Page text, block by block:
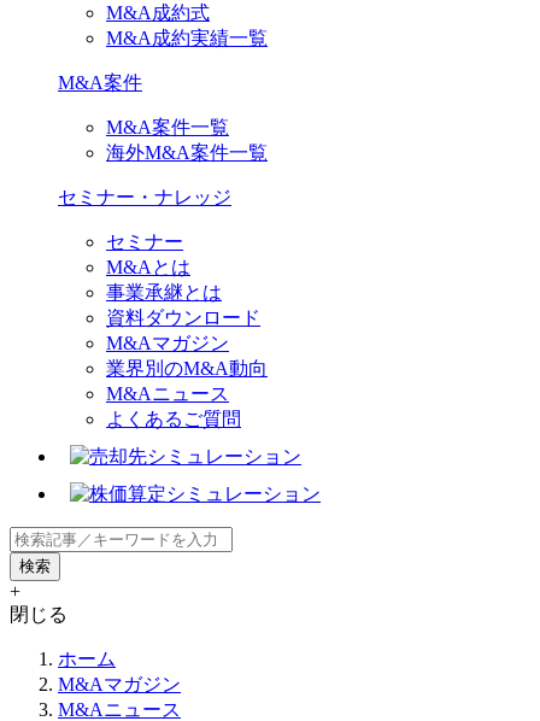
M&A成約式
M&A成約実績一覧
M&A案件
M&A案件一覧
海外M&A案件一覧
セミナー・ナレッジ
セミナー
M&Aとは
事業承継とは
資料ダウンロード
M&Aマガジン
業界別のM&A動向
M&Aニュース
よくあるご質問
+
閉じる
ホーム
M&Aマガジン
M&Aニュース